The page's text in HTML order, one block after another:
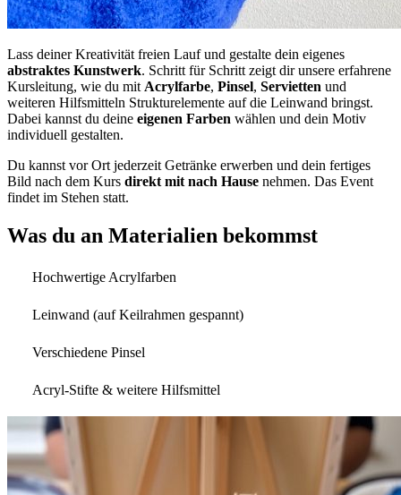
Lass deiner Kreativität freien Lauf und gestalte dein eigenes
abstraktes Kunstwerk. Schritt für Schritt zeigt dir unsere erfahrene
Kursleitung, wie du mit Acrylfarbe, Pinsel, Servietten und
weiteren Hilfsmitteln Strukturelemente auf die Leinwand bringst.
Dabei kannst du deine eigenen Farben wählen und dein Motiv
individuell gestalten.
Du kannst vor Ort jederzeit Getränke erwerben und dein fertiges
Bild nach dem Kurs direkt mit nach Hause nehmen. Das Event
findet im Stehen statt.
Was du an Materialien bekommst
Hochwertige Acrylfarben
Leinwand (auf Keilrahmen gespannt)
Verschiedene Pinsel
Acryl-Stifte & weitere Hilfsmittel